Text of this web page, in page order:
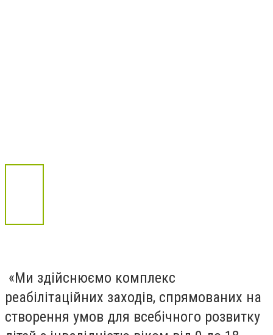
«Ми здійснюємо комплекс
реабілітаційних заходів, спрямованих на
створення умов для всебічного розвитку